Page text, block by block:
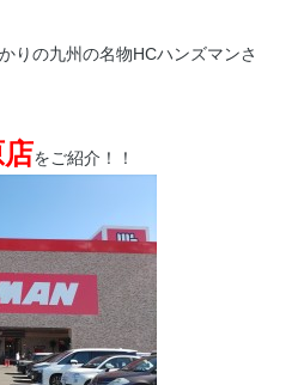
りの九州の名物HCハンズマンさ
をご紹介！！